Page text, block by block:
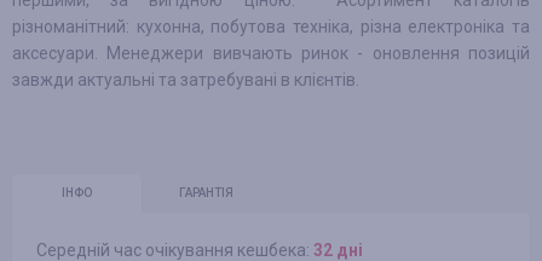
різноманітний: кухонна, побутова техніка, різна електроніка та
аксесуари. Менеджери вивчають ринок - оновлення позицій
завжди актуальні та затребувані в клієнтів.
ІНФО ГАРАНТІЯ
Середній час очікування кешбека: 32 днi